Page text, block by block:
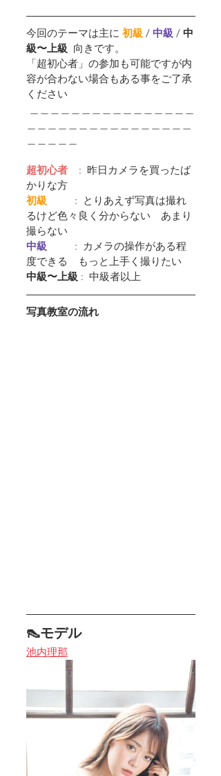
今回のテーマは主に 初級 / 中級 / 中
級〜上級 向きです。
「超初心者」の参加も可能ですが内
容が合わない場合もある事をご了承
ください
超初心者
    :  昨日カメラを買ったば
かりな方
初級
:  とりあえず写真は撮れ
るけど色々良く分からない　あまり
撮らない
中級
:  カメラの操作がある程
度できる　もっと上手く撮りたい
中級〜上級 :  中級者以上
写真教室の流れ
👠モデル
池内理那